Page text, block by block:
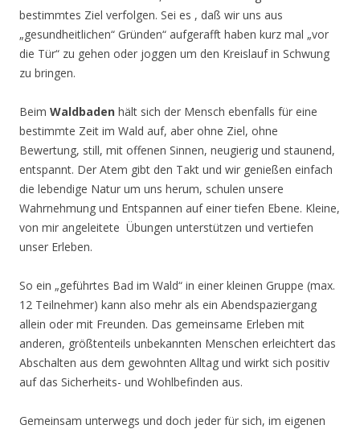
bestimmtes Ziel verfolgen. Sei es , daß wir uns aus
„gesundheitlichen“ Gründen“ aufgerafft haben kurz mal „vor
die Tür“ zu gehen oder joggen um den Kreislauf in Schwung
zu bringen.
Beim Waldbaden hält sich der Mensch ebenfalls für eine
bestimmte Zeit im Wald auf, aber ohne Ziel, ohne
Bewertung, still, mit offenen Sinnen, neugierig und staunend,
entspannt. Der Atem gibt den Takt und wir genießen einfach
die lebendige Natur um uns herum, schulen unsere
Wahrnehmung und Entspannen auf einer tiefen Ebene. Kleine,
von mir angeleitete Übungen unterstützen und vertiefen
unser Erleben.
So ein „geführtes Bad im Wald“ in einer kleinen Gruppe (max.
12 Teilnehmer) kann also mehr als ein Abendspaziergang
allein oder mit Freunden. Das gemeinsame Erleben mit
anderen, größtenteils unbekannten Menschen erleichtert das
Abschalten aus dem gewohnten Alltag und wirkt sich positiv
auf das Sicherheits- und Wohlbefinden aus.
Gemeinsam unterwegs und doch jeder für sich, im eigenen